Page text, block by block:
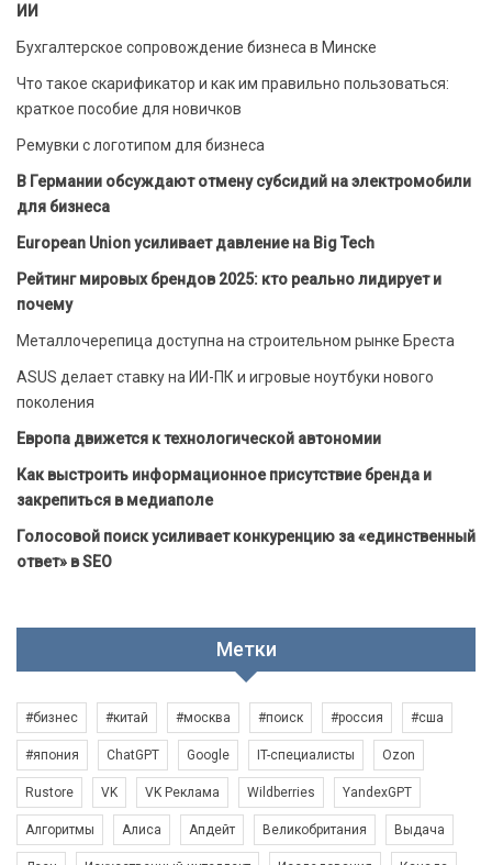
ИИ
Бухгалтерское сопровождение бизнеса в Минске
Что такое скарификатор и как им правильно пользоваться:
краткое пособие для новичков
Ремувки с логотипом для бизнеса
В Германии обсуждают отмену субсидий на электромобили
для бизнеса
European Union усиливает давление на Big Tech
Рейтинг мировых брендов 2025: кто реально лидирует и
почему
Металлочерепица доступна на строительном рынке Бреста
ASUS делает ставку на ИИ-ПК и игровые ноутбуки нового
поколения
Европа движется к технологической автономии
Как выстроить информационное присутствие бренда и
закрепиться в медиаполе
Голосовой поиск усиливает конкуренцию за «единственный
ответ» в SEO
Метки
#бизнес #китай #москва #поиск #россия #сша
#япония ChatGPT Google IT-специалисты Ozon
Rustore VK VK Реклама Wildberries YandexGPT
Алгоритмы Алиса Апдейт Великобритания Выдача